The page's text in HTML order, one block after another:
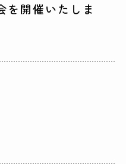
を開催いたしま